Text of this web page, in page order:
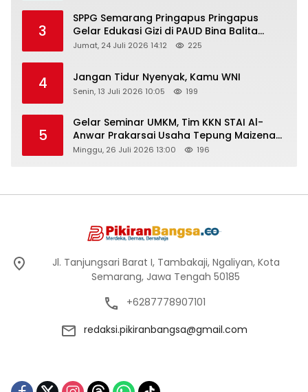
3
SPPG Semarang Pringapus Pringapus
Gelar Edukasi Gizi di PAUD Bina Balita
Peringati Hari Anak Nasional 2026
Jumat, 24 Juli 2026 14:12 225
4 Jangan Tidur Nyenyak, Kamu WNI
Senin, 13 Juli 2026 10:05 199
5
Gelar Seminar UMKM, Tim KKN STAI Al-
Anwar Prakarsai Usaha Tepung Maizena
di Logung
Minggu, 26 Juli 2026 13:00 196
Jl. Tanjungsari Barat I, Tambakaji, Ngaliyan, Kota
Semarang, Jawa Tengah 50185
+6287778907101
redaksi.pikiranbangsa@gmail.com